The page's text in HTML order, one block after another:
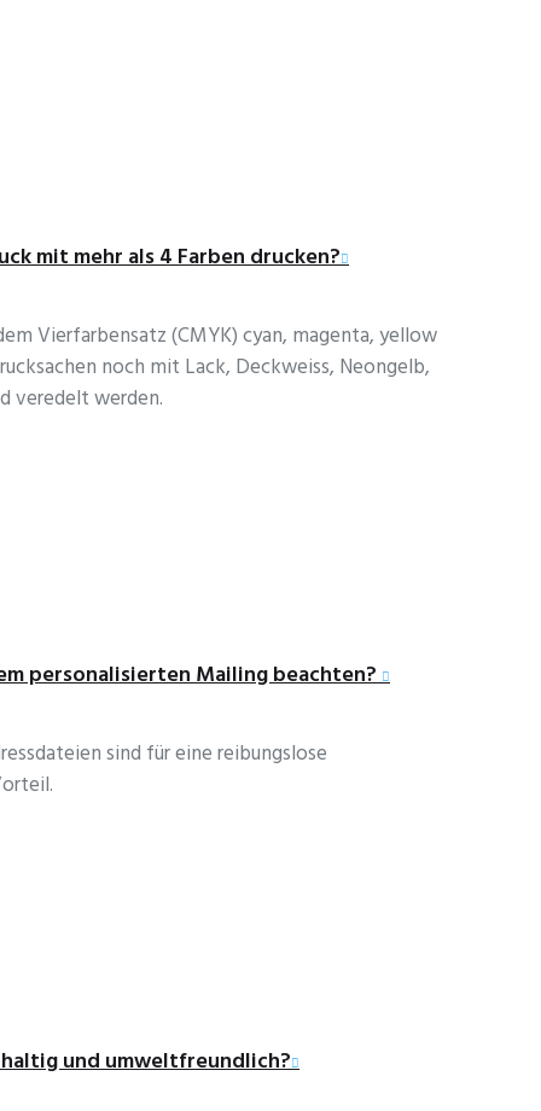
mit mehr als 4 Farben drucken?
Vierfarbensatz (CMYK) cyan, magenta, yellow
noch mit Lack, Deckweiss, Neongelb,
veredelt werden.
personalisierten Mailing beachten?
sind für eine reibungslose
und umweltfreundlich?